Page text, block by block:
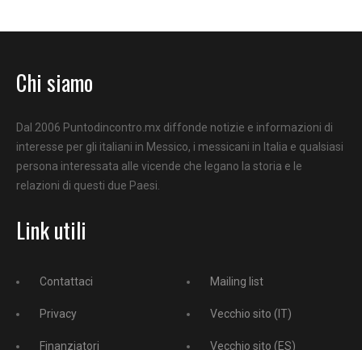
Chi siamo
Dal 2006 Puntodincontro.mx diffonde notizie e informazioni di
interesse per gli italiani in Messico, i messicani in Italia e qualsiasi
persona interessata alle vicende che legano la storia e le
relazioni di questi due Paesi.
Link utili
Contattaci
Privacy
Finanziatori
Mailing list
Vecchio sito (IT)
Vecchio sito (ES)